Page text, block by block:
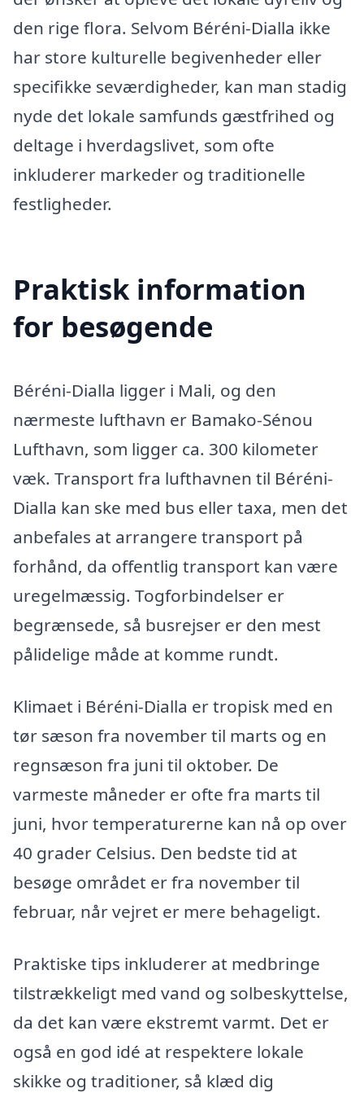
den rige flora. Selvom Béréni-Dialla ikke
har store kulturelle begivenheder eller
specifikke seværdigheder, kan man stadig
nyde det lokale samfunds gæstfrihed og
deltage i hverdagslivet, som ofte
inkluderer markeder og traditionelle
festligheder.
Praktisk information
for besøgende
Béréni-Dialla ligger i Mali, og den
nærmeste lufthavn er Bamako-Sénou
Lufthavn, som ligger ca. 300 kilometer
væk. Transport fra lufthavnen til Béréni-
Dialla kan ske med bus eller taxa, men det
anbefales at arrangere transport på
forhånd, da offentlig transport kan være
uregelmæssig. Togforbindelser er
begrænsede, så busrejser er den mest
pålidelige måde at komme rundt.
Klimaet i Béréni-Dialla er tropisk med en
tør sæson fra november til marts og en
regnsæson fra juni til oktober. De
varmeste måneder er ofte fra marts til
juni, hvor temperaturerne kan nå op over
40 grader Celsius. Den bedste tid at
besøge området er fra november til
februar, når vejret er mere behageligt.
Praktiske tips inkluderer at medbringe
tilstrækkeligt med vand og solbeskyttelse,
da det kan være ekstremt varmt. Det er
også en god idé at respektere lokale
skikke og traditioner, så klæd dig